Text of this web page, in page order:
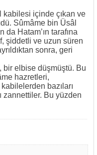
içinde çıkan ve
Sûmâme bin Üsâl
Hatam’ın tarafına
şiddetli ve uzun süren
sonra, geri
bir elbise düşmüştü. Bu
hazretleri,
bazıları
zannettiler. Bu yüzden